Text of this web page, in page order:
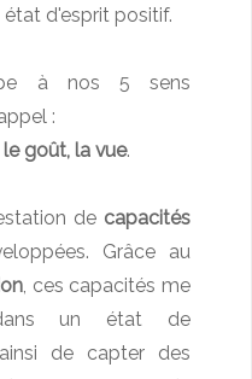
état d'esprit positif.
à nos 5 sens
:
goût, la vue.
de capacités
Grâce au
, ces capacités me
un état de
de capter des